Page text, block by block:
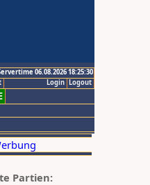
06.08.2026 18:25:30
Logout
Login
Partien: